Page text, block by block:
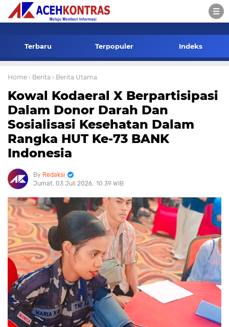
Terbaru Terpopuler Indeks
Home › Berita › Berita Utama
Kowal Kodaeral X Berpartisipasi
Dalam Donor Darah Dan
Sosialisasi Kesehatan Dalam
Rangka HUT Ke-73 BANK
Indonesia
Redaksi
Jumat, 03 Juli 2026 10.39 WIB